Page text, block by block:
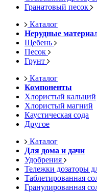
Гранатовый песок
Каталог
Нерудные
Щебень
Песок
Грунт
Каталог
Компоненты
Хлористый кальций
Хлористый магний
Каустическая сода
Другое
Каталог
Для дома и дачи
Удобрения
Тележки дозаторы
Таблетированная
Гранулированная